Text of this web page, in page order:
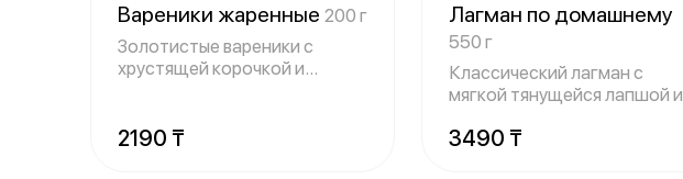
Вареники жаренные 200 г
Золотистые вареники с
хрустящей корочкой и
2190 ₸
Лагман по домашнему
550 г
Классический лагман с
мягкой тянущейся лапшой и
3490 ₸